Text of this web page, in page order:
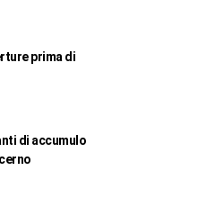
prima di
di accumulo